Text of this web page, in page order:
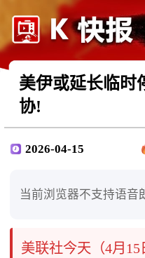
美伊或延长临时
协!
2026-04-15
当前浏览器不支持语音
美联社今天（4月